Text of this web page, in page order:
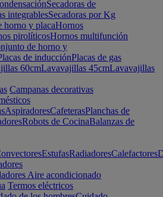
Secadoras de
integrablesSecadoras por Kg
horno y placaHornos
pirolíticosHornos multifunción
de horno y
de inducciónPlacas de gas
60cmLavavajillas 45cmLavavajillas
Campanas decorativas
AspiradoresCafeterasPlanchas de
Robots de CocinaBalanzas de
EstufasRadiadoresCalefactores
Aire acondicionado
Termos eléctricos